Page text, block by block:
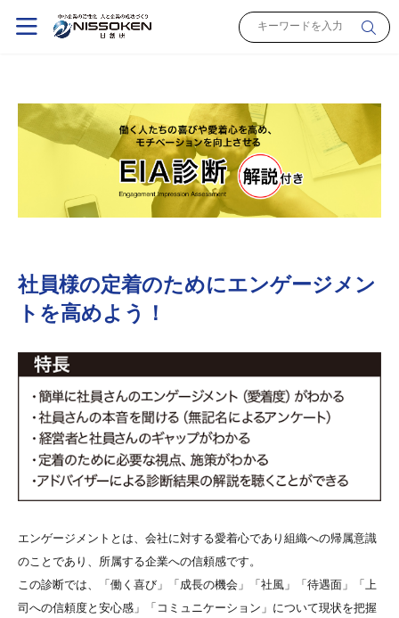
社員様の定着のためにエンゲージメン
トを高めよう！
エンゲージメントとは、会社に対する愛着心であり組織への帰属意識
のことであり、所属する企業への信頼感です。
この診断では、「働く喜び」「成長の機会」「社風」「待遇面」「上
司への信頼度と安心感」「コミュニケーション」について現状を把握